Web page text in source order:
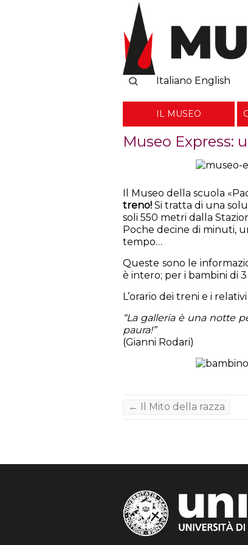
Cerca Italiano English
IL MUSEO
Museo Express:
Il Museo della scuola
treno! Si tratta di una
soli 550 metri dalla
Poche decine di minuti,
tempo…
Queste sono le
è intero; per i bambini di
L’orario dei treni e i
“La galleria è una notte
paura!”
(Gianni Rodari)
← Il Mito della razza